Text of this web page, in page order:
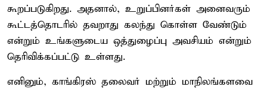
கூறப்படுகிறது. அதனால், உறுப்பினர்கள் அனைவரும்
கூட்டத்தொடரில் தவறாது கலந்து கொள்ள வேண்டும்
என்றும் உங்களுடைய ஒத்துழைப்பு அவசியம் என்றும்
தெரிவிக்கப்பட்டு உள்ளது.
எனினும், காங்கிரஸ் தலைவர் மற்றும் மாநிலங்களவை